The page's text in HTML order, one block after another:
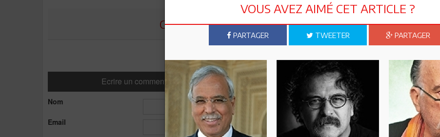
COMMENTER CET ARTICLE
Ecrire un commentaire Commenter
Nom
Email
VOUS AVEZ AIMÉ CET ARTICLE ?
PARTAGER TWEETER PARTAGER